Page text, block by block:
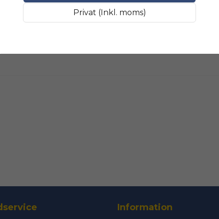
Fråga oss något om
Namn
SLIPMATERIAL Breda
Privat (Inkl. moms)
Information